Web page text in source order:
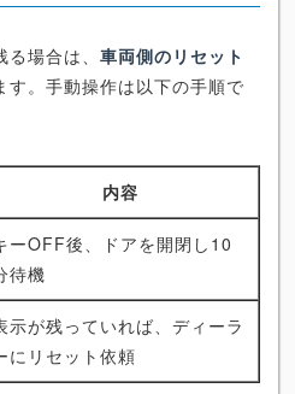
場合は、 車両側のリセット
す。手動操作は以下の手順で
内容
ーOFF後、ドアを開閉し10
待機
示が残っていれば、ディーラ
にリセット依頼